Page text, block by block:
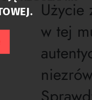
Użycie
w tej